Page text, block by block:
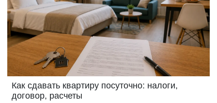
Как сдавать квартиру посуточно: налоги,
договор, расчеты